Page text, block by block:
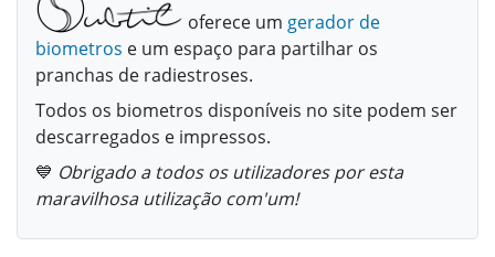
oferece um gerador de
biometros e um espaço para partilhar os
pranchas de radiestroses.
Todos os biometros disponíveis no site podem ser
descarregados e impressos.
💙 Obrigado a todos os utilizadores por esta
maravilhosa utilização com'um!